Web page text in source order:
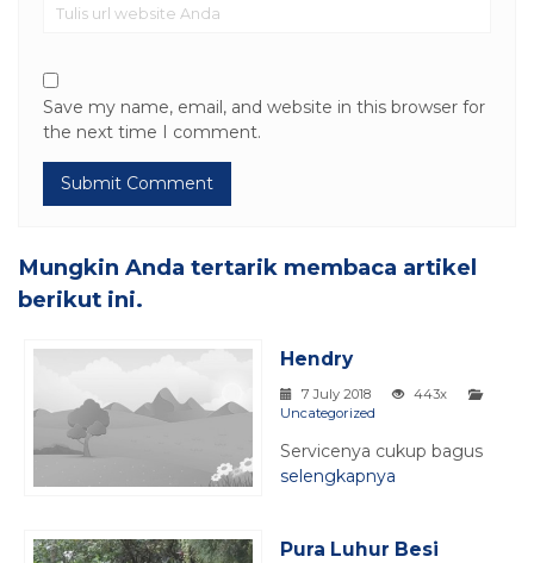
Save my name, email, and website in this browser for
the next time I comment.
Mungkin Anda tertarik membaca artikel
berikut ini.
Hendry
7 July 2018
443x
Uncategorized
Servicenya cukup bagus
selengkapnya
Pura Luhur Besi